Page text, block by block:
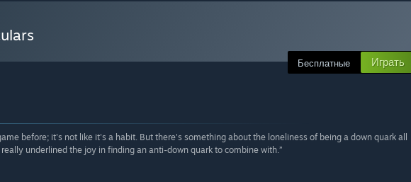
Бесплатные Играть
before; it's not like it's a habit. But there's something about the loneliness of being a down quark all
underlined the joy in finding an anti-down quark to combine with.”